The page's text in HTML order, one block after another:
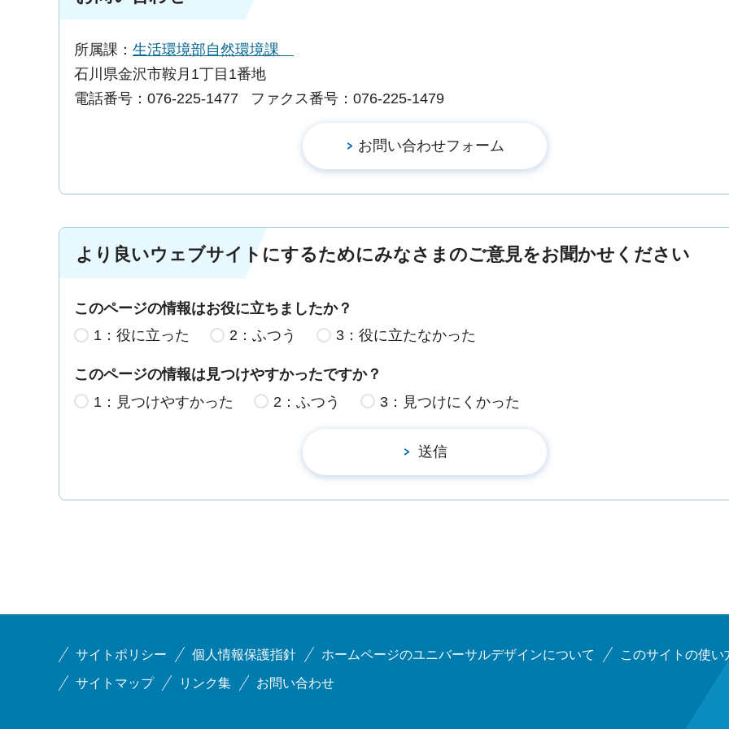
所属課： 生活環境部自然環境課
石川県金沢市鞍月1丁目1番地
電話番号：076-225-1477
ファクス番号：076-225-1479
より良いウェブサイトにするためにみなさまのご意見をお聞かせください
このページの情報はお役に立ちましたか？
1：役に立った
2：ふつう 3：役に立たなかった
このページの情報は見つけやすかったですか？
1：見つけやすかった
2：ふつう 3：見つけにくかった
サイトポリシー 個人情報保護指針 ホームページのユニバーサルデザインについて このサイトの使い
サイトマップ リンク集 お問い合わせ